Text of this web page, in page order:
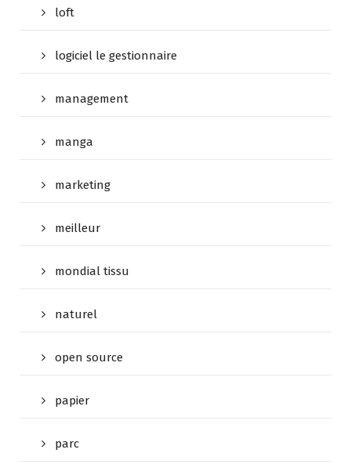
loft
logiciel le gestionnaire
management
manga
marketing
meilleur
mondial tissu
naturel
open source
papier
parc